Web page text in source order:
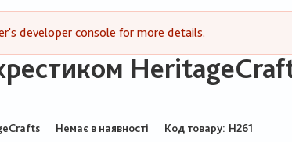
developer console for more details.
Немає в наявності Код товару H261